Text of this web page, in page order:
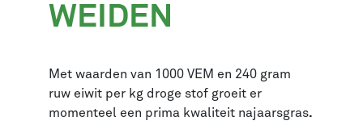
WEIDEN
Met waarden van 1000 VEM en 240 gram
ruw eiwit per kg droge stof groeit er
momenteel een prima kwaliteit najaarsgras.